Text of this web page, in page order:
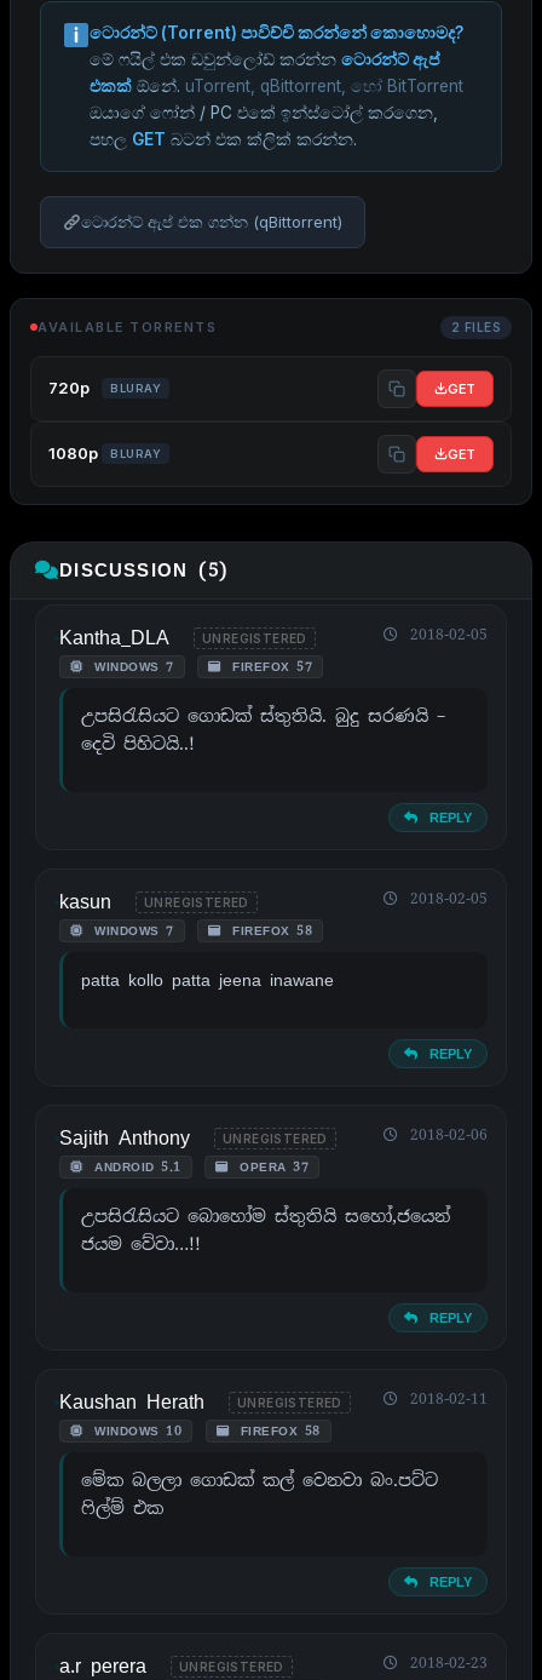
ටොරන්ට් (Torrent) පාවිච්චි කරන්නේ කොහොමද?
මේ ෆයිල් එක ඩවුන්ලෝඩ් කරන්නටොරන්ට් ඇප්
එකක් ඕනේ. uTorrent, qBittorrent, හෝ BitTorrent
ඔයාගේ ෆෝන් / PC එකේ ඉන්ස්ටෝල් කරගෙන,
පහල GET බටන් එක ක්ලික් කරන්න.
ටොරන්ට් ඇප් එක ගන්න (qBittorrent)
AVAILABLE TORRENTS 2 FILES
720p BLURAY GET
1080p BLURAY GET
DISCUSSION (5)
Kantha_DLA UNREGISTERED
WINDOWS 7 FIREFOX 57
2018-02-05
උපසිරැසියට ගොඩක් ස්තුතියි. බුදු සරණයි –
දෙවි පිහිටයි..!
REPLY
kasun UNREGISTERED
WINDOWS 7 FIREFOX 58
2018-02-05
patta kollo patta jeena inawane
REPLY
Sajith Anthony UNREGISTERED
ANDROID 5.1 OPERA 37
2018-02-06
උපසිරැසියට බොහෝම ස්තුතියි සහෝ,ජයෙන්
ජයම වේවා…!!
REPLY
Kaushan Herath UNREGISTERED
WINDOWS 10 FIREFOX 58
2018-02-11
මේක බලලා ගොඩක් කල් වෙනවා බං.පට්ට
ෆිල්ම් එක
REPLY
a.r perera UNREGISTERED 2018-02-23